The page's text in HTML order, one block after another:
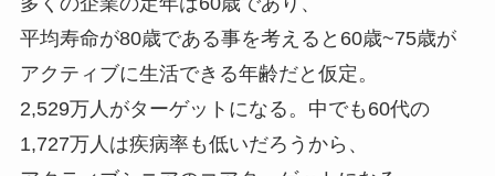
平均寿命が80歳である事を考えると60歳~75歳が
アクティブに生活できる年齢だと仮定。
2,529万人がターゲットになる。中でも60代の
1,727万人は疾病率も低いだろうから、